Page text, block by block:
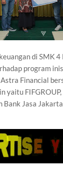
di SMK 4
program
Financial
yaitu
Bank Jasa